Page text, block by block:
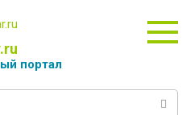
портал